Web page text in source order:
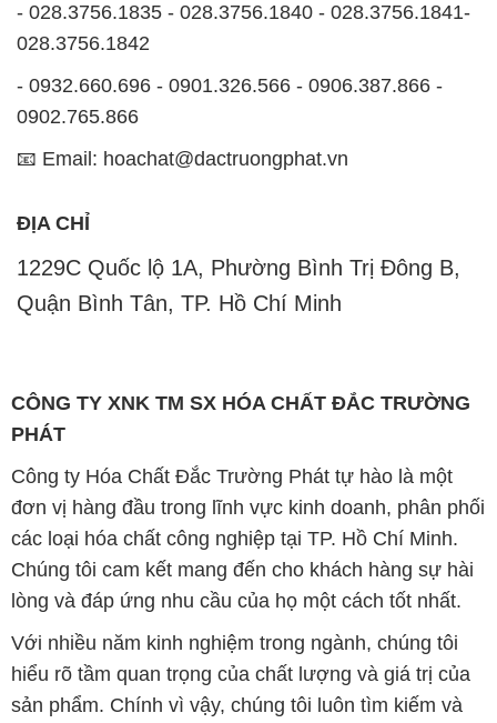
- 028.3756.1835 - 028.3756.1840 - 028.3756.1841-
028.3756.1842
- 0932.660.696 - 0901.326.566 - 0906.387.866 -
0902.765.866
📧 Email: hoachat@dactruongphat.vn
ĐỊA CHỈ
1229C Quốc lộ 1A, Phường Bình Trị Đông B,
Quận Bình Tân, TP. Hồ Chí Minh
CÔNG TY XNK TM SX HÓA CHẤT ĐẮC TRƯỜNG
PHÁT
Công ty Hóa Chất Đắc Trường Phát tự hào là một
đơn vị hàng đầu trong lĩnh vực kinh doanh, phân phối
các loại hóa chất công nghiệp tại TP. Hồ Chí Minh.
Chúng tôi cam kết mang đến cho khách hàng sự hài
lòng và đáp ứng nhu cầu của họ một cách tốt nhất.
Với nhiều năm kinh nghiệm trong ngành, chúng tôi
hiểu rõ tầm quan trọng của chất lượng và giá trị của
sản phẩm. Chính vì vậy, chúng tôi luôn tìm kiếm và